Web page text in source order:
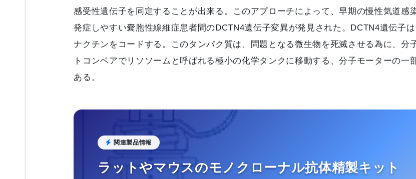
感受性遺伝子を同定することが出来る。このアプローチによって、早期の慢性気道感
発症しやすい嚢胞性線維症患者間のDCTN4遺伝子変異が発見された。DCTN4遺伝子は
ナクチンをコードする。このタンパク質は、問題となる微生物を死滅させる為に、分
トコンベアでリソソームと呼ばれる極小の化学タンクに移動する、分子モーターの一
ある。
関連製品情報
ラットやマウスのモノクローナル抗体精製キット